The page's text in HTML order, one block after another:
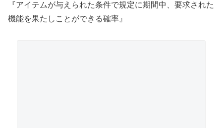
『アイテムが与えられた条件で規定に期間中、要求された
機能を果たしことができる確率』